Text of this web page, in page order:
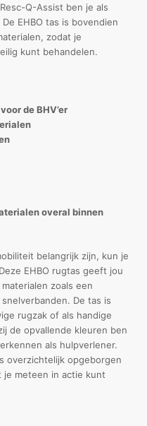
Q-Assist ben je als
EHBO tas is bovendien
zodat je
kunt behandelen.
de BHV’er
overal binnen
belangrijk zijn, kun je
EHBO rugtas geeft jou
zoals een
De tas is
rugzak of als handige
de opvallende kleuren ben
als hulpverlener.
overzichtelijk opgeborgen
je meteen in actie kunt